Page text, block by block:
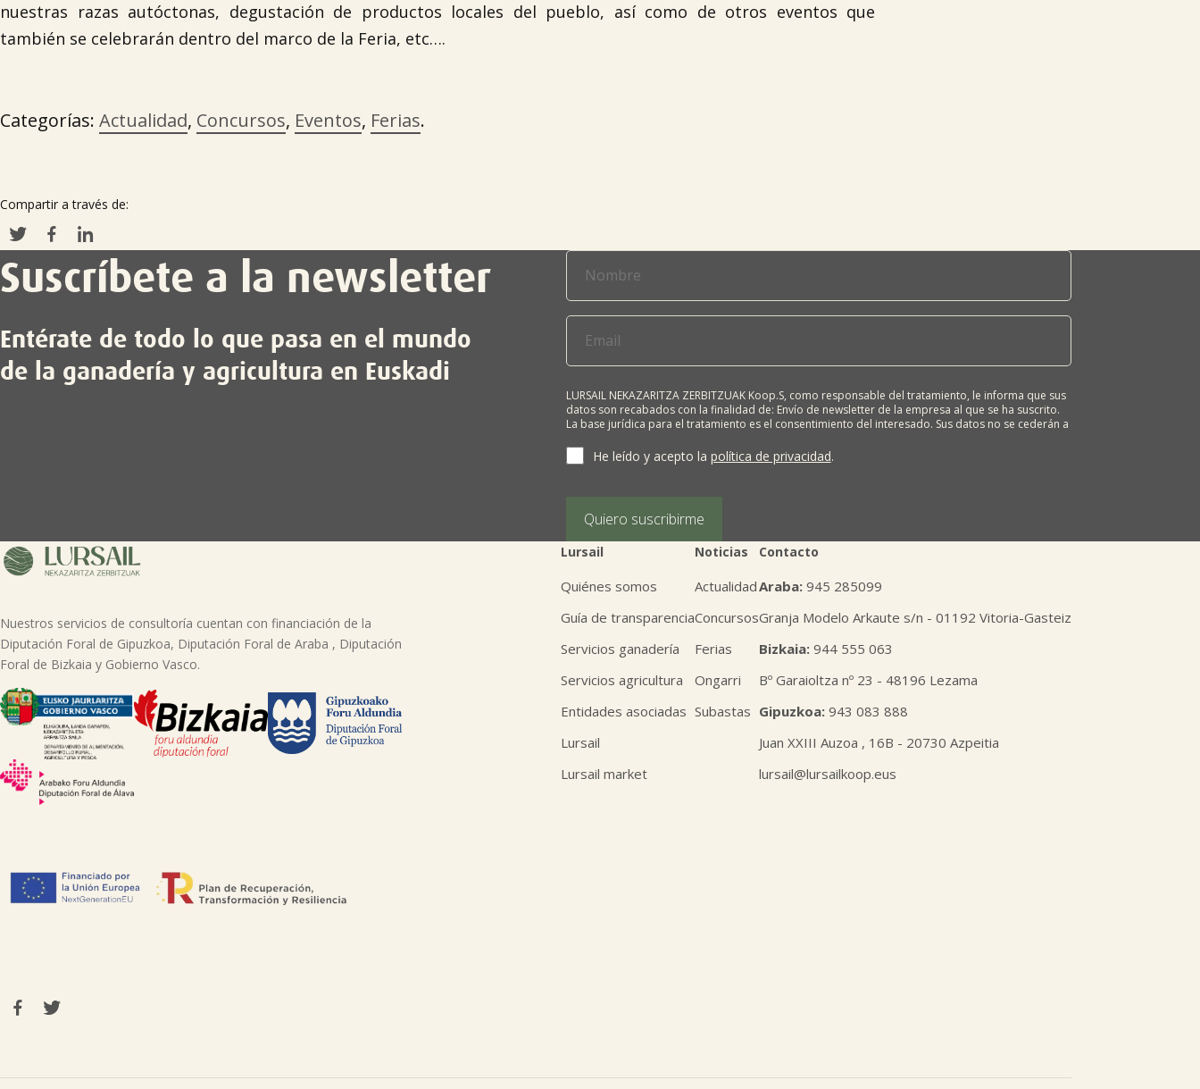
nuestras razas autóctonas, degustación de productos locales del pueblo, así como de otros eventos que
también se celebrarán dentro del marco de la Feria, etc….
Categorías: Actualidad, Concursos, Eventos, Ferias.
Compartir a través de:
Suscríbete a la newsletter
Entérate de todo lo que pasa en el mundo
de la ganadería y agricultura en Euskadi
LURSAIL NEKAZARITZA ZERBITZUAK Koop.S, como responsable del tratamiento, le informa que sus
datos son recabados con la finalidad de: Envío de newsletter de la empresa al que se ha suscrito.
La base jurídica para el tratamiento es el consentimiento del interesado. Sus datos no se cederán a
supresión, limitación del tratamiento, oposición o derecho a la portabilidad de sus datos
personales, escribiéndonos a la dirección de nuestras oficinas, GARAIOLTZA, Nº 23, 48196 LEZAMA-
He leído y acepto la política de privacidad.
Quiero suscribirme
Nuestros servicios de consultoría cuentan con financiación de la
Diputación Foral de Gipuzkoa, Diputación Foral de Araba , Diputación
Foral de Bizkaia y Gobierno Vasco.
Lursail
Quiénes somos
Guía de transparencia
Servicios ganadería
Servicios agricultura
Entidades asociadas
Lursail
Lursail market
Noticias
Actualidad
Concursos
Ferias
Ongarri
Subastas
Contacto
Araba: 945 285099
Granja Modelo Arkaute s/n - 01192 Vitoria-Gasteiz
Bizkaia: 944 555 063
Bº Garaioltza nº 23 - 48196 Lezama
Gipuzkoa: 943 083 888
Juan XXIII Auzoa , 16B - 20730 Azpeitia
lursail@lursailkoop.eus